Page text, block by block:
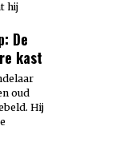
hij
De
kast
oud
Hij